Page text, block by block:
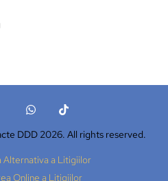
DDD 2026. All rights reserved.